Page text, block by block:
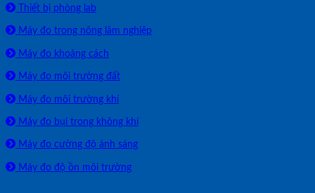
Thiết bị phòng lab
Máy đo trong nông lâm nghiệp
Máy đo khoảng cách
Máy đo môi trường đất
Máy đo môi trường khí
Máy đo bụi trong không khí
Máy đo cường độ ánh sáng
Máy đo độ ồn môi trường